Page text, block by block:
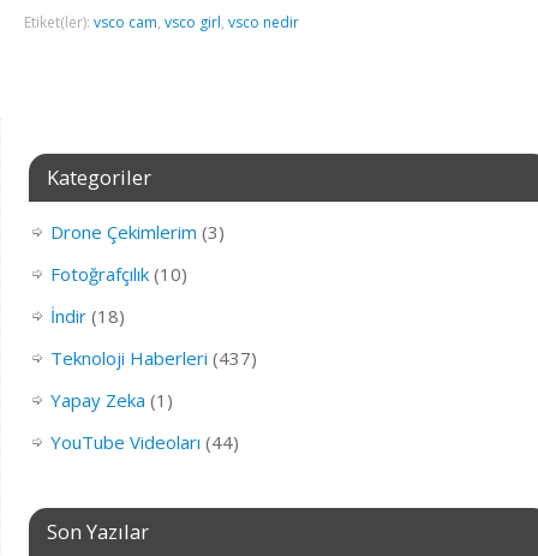
Etiket(ler):vsco cam,vsco girl,vsco nedir
Kategoriler
Drone Çekimlerim (3)
Fotoğrafçılık(10)
İndir(18)
Teknoloji Haberleri (437)
Yapay Zeka (1)
YouTube Videoları (44)
Son Yazılar